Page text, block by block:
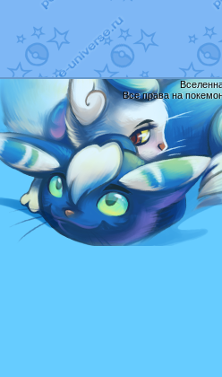
Все права на